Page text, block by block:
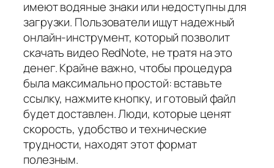
имеют водяные знаки или недоступны для
загрузки. Пользователи ищут надежный
онлайн-инструмент, который позволит
скачать видео RedNote, не тратя на это
денег. Крайне важно, чтобы процедура
была максимально простой: вставьте
ссылку, нажмите кнопку, и готовый файл
будет доставлен. Люди, которые ценят
скорость, удобство и технические
трудности, находят этот формат
полезным.